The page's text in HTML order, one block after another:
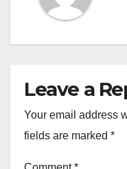
Leave a
Your email address
fields are marked *